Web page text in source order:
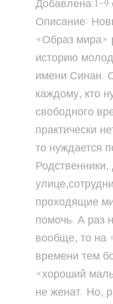
Добавлена:1-9
Описание:
«Образ мира»
историю
имени Синан.
каждому, кто
свободного
практически
то нуждается
проходящие
помочь. А раз
вообще, то на
времени тем
«хороший
не женат. Но,